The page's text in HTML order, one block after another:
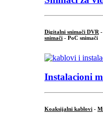
Digitalni snimači DVR
snimači - PoC snimači
Instalacioni
Koaksijalni kablovi -